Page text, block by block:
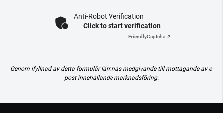
Anti-Robot Verification
Click to start verification
FriendlyCaptcha ⇗
Genom ifyllnad av detta formulär lämnas medgivande till mottagande av e-
post innehållande marknadsföring.